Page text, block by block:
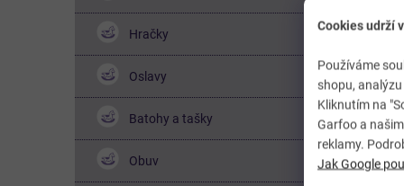
Cookies udrží
Používáme
shopu,
Kliknutím na
Garfoo a
reklamy.
Jak Google
Hračky
Oslavy
Batohy a tašky
Obuv